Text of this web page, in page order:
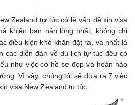
Zealand tự túc có lẽ vấn đề xin visa
khiến bạn nản lòng nhất, không chỉ
điều kiện khó khăn đặt ra, và nhất là
các diễn đàn về du lịch tự túc đều có
như việc có hồ sơ đẹp và hoàn hảo
Vì vậy, chúng tôi sẽ đưa ra 7 việc
visa New Zealand tự túc.